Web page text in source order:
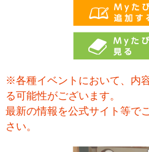
※各種イベントにおいて、内
る可能性がございます。
最新の情報を公式サイト等で
さい。